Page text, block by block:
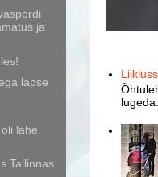
ja
lapse
lahe
Tallinnas